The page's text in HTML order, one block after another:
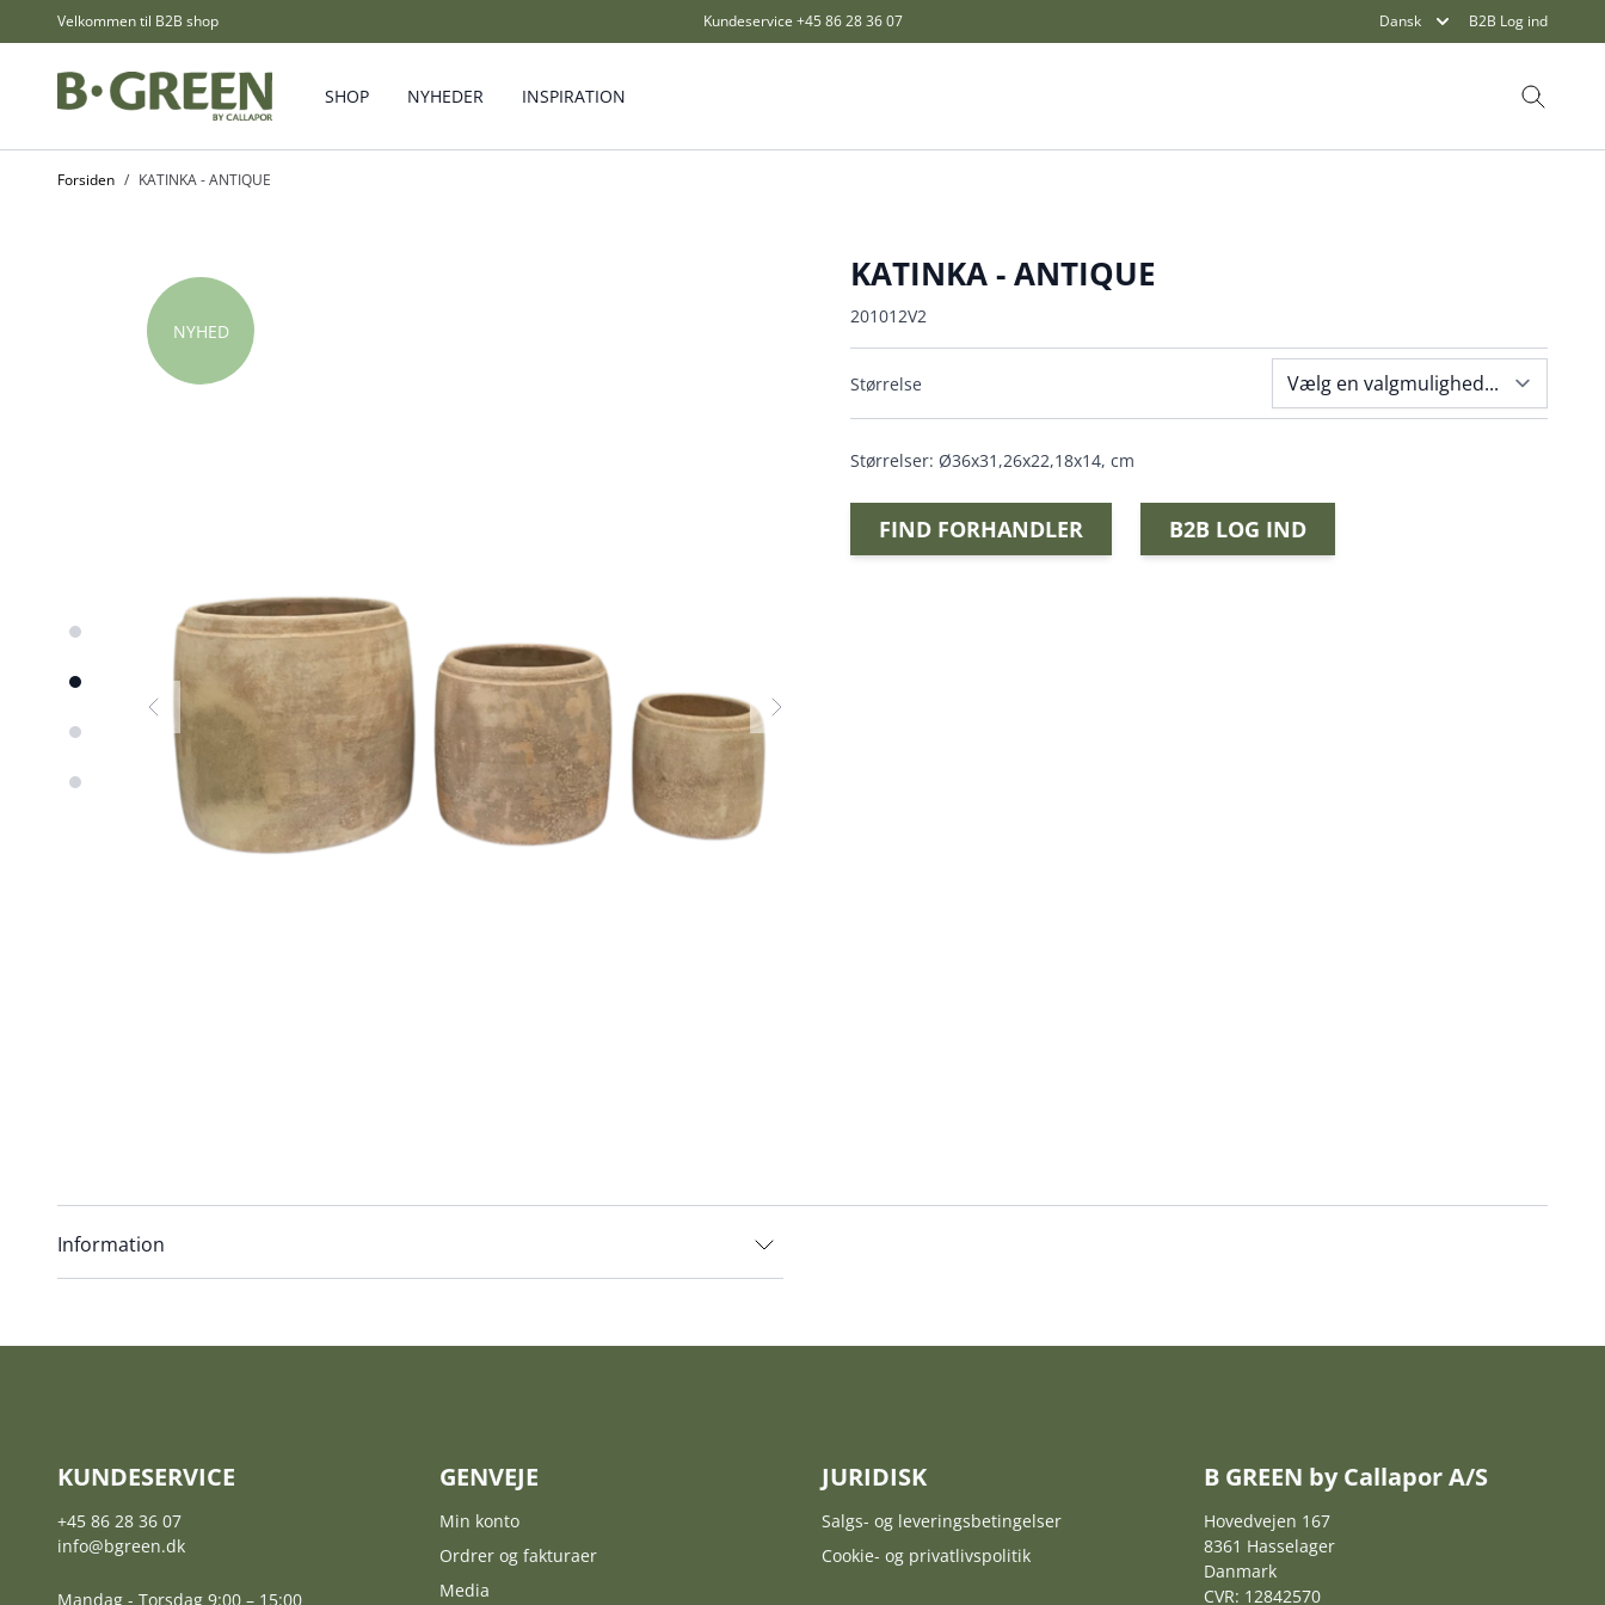
Skip to ContentVelkommen til B2B shop Kundeservice +45 86 28 36 07 Dansk B2B Log ind
SHOP NYHEDER INSPIRATION Søg
Forsiden / KATINKA - ANTIQUE
NYHED
KATINKA - ANTIQUE
201012V2
Størrelse
Størrelser: Ø36x31,26x22,18x14, cm
FIND FORHANDLER B2B LOG IND
Information
KUNDESERVICE
+45 86 28 36 07
info@bgreen.dk
Mandag - Torsdag 9:00 – 15:00
GENVEJE
Min konto
Ordrer og fakturaer
Media
JURIDISK
Salgs- og leveringsbetingelser
Cookie- og privatlivspolitik
B GREEN by Callapor A/S
Hovedvejen 167
8361 Hasselager
Danmark
CVR: 12842570